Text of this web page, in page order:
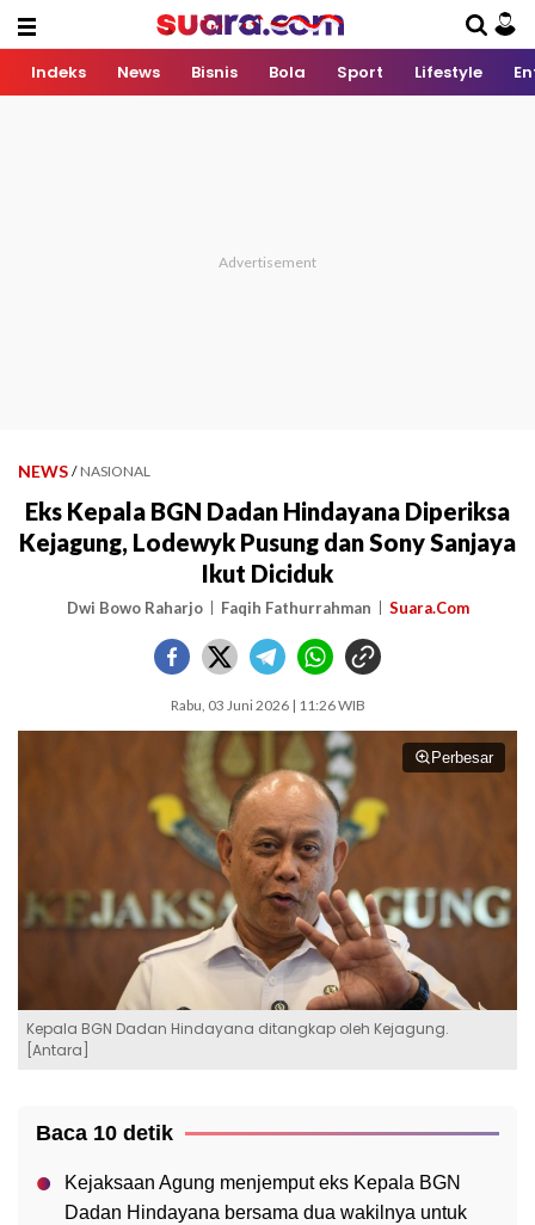
Indeks News Bisnis Bola Sport Lifestyle
NEWS / NASIONAL
Eks Kepala BGN Dadan Hindayana Diperiksa
Kejagung, Lodewyk Pusung dan Sony Sanjaya
Ikut Diciduk
Dwi Bowo Raharjo Faqih Fathurrahman Suara.Com
Rabu, 03 Juni 2026 | 11:26 WIB
Perbesar
Kepala BGN Dadan Hindayana ditangkap oleh Kejagung.
[Antara]
Baca 10 detik
Kejaksaan Agung menjemput eks Kepala BGN
Dadan Hindayana bersama dua wakilnya untuk